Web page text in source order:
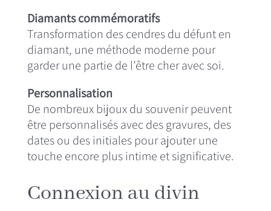
Diamants commémoratifs
Transformation des cendres du défunt en
diamant, une méthode moderne pour
garder une partie de l’être cher avec soi.
Personnalisation
De nombreux bijoux du souvenir peuvent
être personnalisés avec des gravures, des
dates ou des initiales pour ajouter une
touche encore plus intime et significative.
Connexion au divin